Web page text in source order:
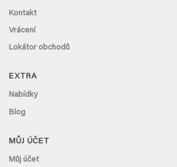
Kontakt
Vrácení
Lokátor obchodů
EXTRA
Nabídky
Blog
MŮJ ÚČET
Můj účet